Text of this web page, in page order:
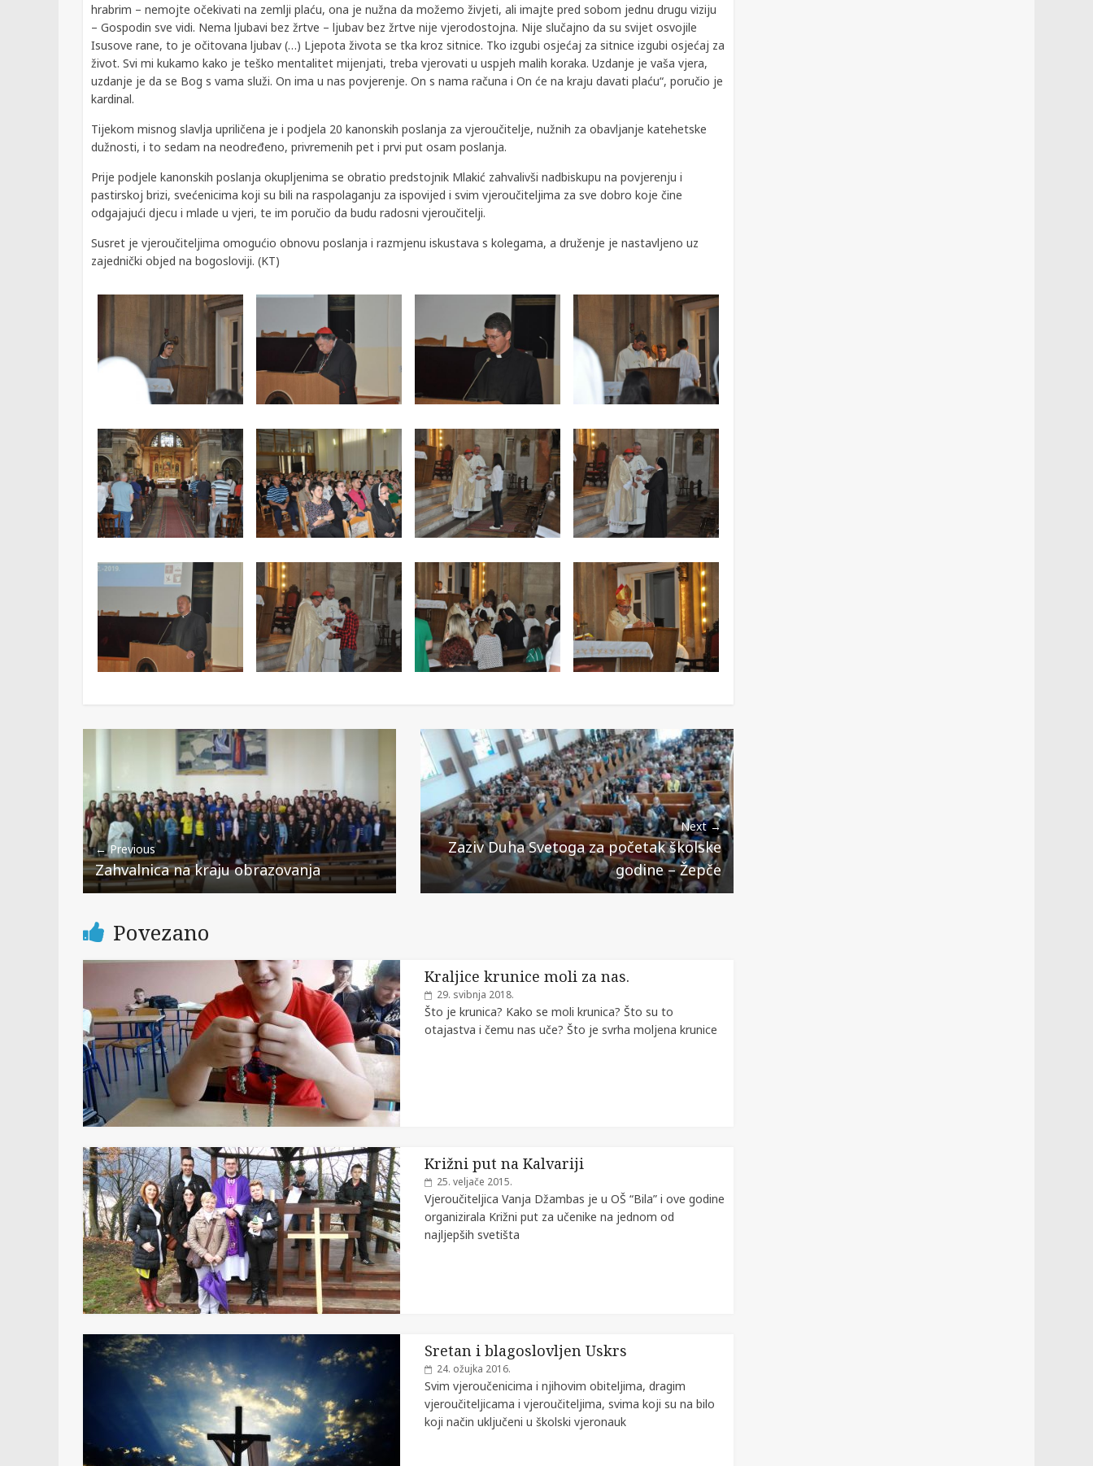
hrabrim – nemojte očekivati na zemlji plaću, ona je nužna da možemo živjeti, ali imajte pred sobom jednu drugu viziju
– Gospodin sve vidi. Nema ljubavi bez žrtve – ljubav bez žrtve nije vjerodostojna. Nije slučajno da su svijet osvojile
Isusove rane, to je očitovana ljubav (…) Ljepota života se tka kroz sitnice. Tko izgubi osjećaj za sitnice izgubi osjećaj za
život. Svi mi kukamo kako je teško mentalitet mijenjati, treba vjerovati u uspjeh malih koraka. Uzdanje je vaša vjera,
uzdanje je da se Bog s vama služi. On ima u nas povjerenje. On s nama računa i On će na kraju davati plaću“, poručio je
kardinal.
Tijekom misnog slavlja upriličena je i podjela 20 kanonskih poslanja za vjeroučitelje, nužnih za obavljanje katehetske
dužnosti, i to sedam na neodređeno, privremenih pet i prvi put osam poslanja.
Prije podjele kanonskih poslanja okupljenima se obratio predstojnik Mlakić zahvalivši nadbiskupu na povjerenju i
pastirskoj brizi, svećenicima koji su bili na raspolaganju za ispovijed i svim vjeroučiteljima za sve dobro koje čine
odgajajući djecu i mlade u vjeri, te im poručio da budu radosni vjeroučitelji.
Susret je vjeroučiteljima omogućio obnovu poslanja i razmjenu iskustava s kolegama, a druženje je nastavljeno uz
zajednički objed na bogosloviji. (KT)
← Previous
Zahvalnica na kraju obrazovanja
Next →
Zaziv Duha Svetoga za početak školske
godine – Žepče
Povezano
Kraljice krunice moli za nas.
29. svibnja 2018.
Što je krunica? Kako se moli krunica? Što su to
otajastva i čemu nas uče? Što je svrha moljena krunice
Križni put na Kalvariji
25. veljače 2015.
Vjeroučiteljica Vanja Džambas je u OŠ “Bila” i ove godine
organizirala Križni put za učenike na jednom od
najljepših svetišta
Sretan i blagoslovljen Uskrs
24. ožujka 2016.
Svim vjeroučenicima i njihovim obiteljima, dragim
vjeroučiteljicama i vjeroučiteljima, svima koji su na bilo
koji način uključeni u školski vjeronauk